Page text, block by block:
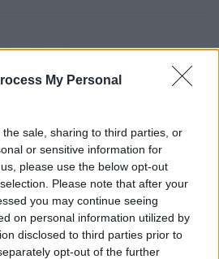
My Personal
sale, sharing to third parties, or
or sensitive information for
please use the below opt-out
Please note that after your
you may continue seeing
on personal information utilized by
disclosed to third parties prior to
opt-out of the further
Σελιδοποίηση
Δημοφιλή
μεγάλο χρηματικό ποσό από